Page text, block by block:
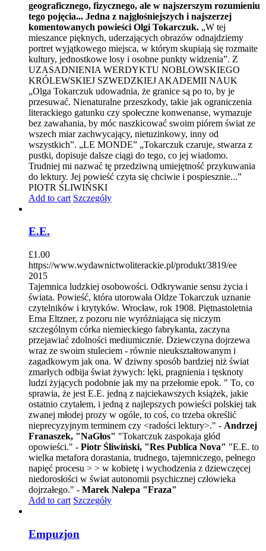
geograficznego, fizycznego, ale w najszerszym rozumieniu
tego pojęcia... Jedna z najgłośniejszych i najszerzej
komentowanych powieści Olgi Tokarczuk. „W tej
mieszance pięknych, uderzających obrazów odnajdziemy
portret wyjątkowego miejsca, w którym skupiają się rozmaite
kultury, jednostkowe losy i osobne punkty widzenia”. Z
UZASADNIENIA WERDYKTU NOBLOWSKIEGO
KRÓLEWSKIEJ SZWEDZKIEJ AKADEMII NAUK
„Olga Tokarczuk udowadnia, że granice są po to, by je
przesuwać. Nienaturalne przeszkody, takie jak ograniczenia
literackiego gatunku czy społeczne konwenanse, wymazuje
bez zawahania, by móc naszkicować swoim piórem świat ze
wszech miar zachwycający, nietuzinkowy, inny od
wszystkich”. „LE MONDE” „Tokarczuk czaruje, stwarza z
pustki, dopisuje dalsze ciągi do tego, co jej wiadomo.
Trudniej mi nazwać tę przedziwną umiejętność przykuwania
do lektury. Jej powieść czyta się chciwie i pospiesznie...”
PIOTR ŚLIWIŃSKI
Add to cart Szczegóły
E.E.
£1.00
https://www.wydawnictwoliterackie.pl/produkt/3819/ee
2015
Tajemnica ludzkiej osobowości. Odkrywanie sensu życia i
świata. Powieść, która utorowała Oldze Tokarczuk uznanie
czytelników i krytyków. Wrocław, rok 1908. Piętnastoletnia
Erna Eltzner, z pozoru nie wyróżniająca się niczym
szczególnym córka niemieckiego fabrykanta, zaczyna
przejawiać zdolności mediumicznie. Dziewczyna dojrzewa
wraz ze swoim stuleciem - równie nieukształtowanym i
zagadkowym jak ona. W dziwny sposób bardziej niż świat
zmarłych odbija świat żywych: lęki, pragnienia i tęsknoty
ludzi żyjących podobnie jak my na przełomie epok. " To, co
sprawia, że jest E.E. jedną z najciekawszych książek, jakie
ostatnio czytałem, i jedną z najlepszych powieści polskiej tak
zwanej młodej prozy w ogóle, to coś, co trzeba określić
nieprecyzyjnym terminem czy <radości lektury>." - Andrzej
Franaszek, "NaGłos" "Tokarczuk zaspokaja głód
opowieści." - Piotr Śliwiński, "Res Publica Nova" "E.E. to
wielka metafora dorastania, trudnego, tajemniczego, pełnego
napięć procesu > > w kobietę i wychodzenia z dziewczęcej
niedorosłości w świat autonomii psychicznej człowieka
dojrzałego." - Marek Nalepa "Fraza"
Add to cart Szczegóły
Empuzjon